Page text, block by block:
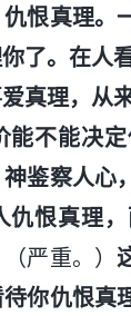
恨真理。
了。在人
真理，从
能不能决
鉴察人心
仇恨真理
（严重。）
你仇恨真